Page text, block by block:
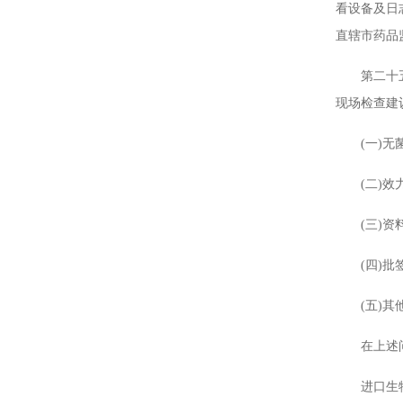
看设备及日
直辖市药品
第二十五
现场检查建
(一)无菌
(二)效力
(三)资料
(四)批签
(五)其他
在上述问
进口生物